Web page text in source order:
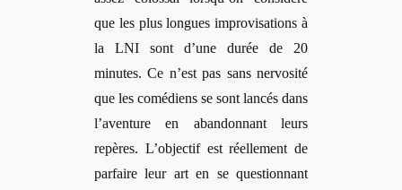
que les plus longues improvisations à
la LNI sont d’une durée de 20
minutes. Ce n’est pas sans nervosité
que les comédiens se sont lancés dans
l’aventure en abandonnant leurs
repères. L’objectif est réellement de
parfaire leur art en se questionnant